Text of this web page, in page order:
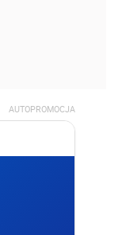
AUTOPROMOCJA